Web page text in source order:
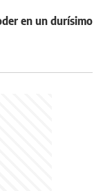
en un durísimo